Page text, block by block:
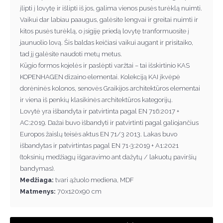
įlipti į lovytę ir išlipti iš jos, galima vienos pusės turėklą nuimti.
Vaikui dar labiau paaugus, galėsite lengvai ir greitai nuimti ir
kitos pusės turėklą, o įsigiję priedą lovytę tranformuosite į
jaunuolio lovą. Šis baldas keičiasi vaikui augant ir prisitaiko,
tad jį galėsite naudoti metų metus.
Kūgio formos kojelės ir paslėpti varžtai – tai išskirtinio KAS
KOPENHAGEN dizaino elementai. Kolekciją KAI įkvėpė
dorėninės kolonos, senovės Graikijos architektūros elementai
ir viena iš penkių klasikinės architektūros kategorijų.
Lovytė yra išbandyta ir patvirtinta pagal EN 716:2017 +
AC:2019. Dažai buvo išbandyti ir patvirtinti pagal galiojančius
Europos žaislų teisės aktus EN 71/3 2013. Lakas buvo
išbandytas ir patvirtintas pagal EN 71-3:2019 + A1:2021
(toksinių medžiagų išgaravimo ant dažytų / lakuotų paviršių
bandymas).
Medžiaga: tvari ąžuolo mediena, MDF
Matmenys: 70x120x90 cm